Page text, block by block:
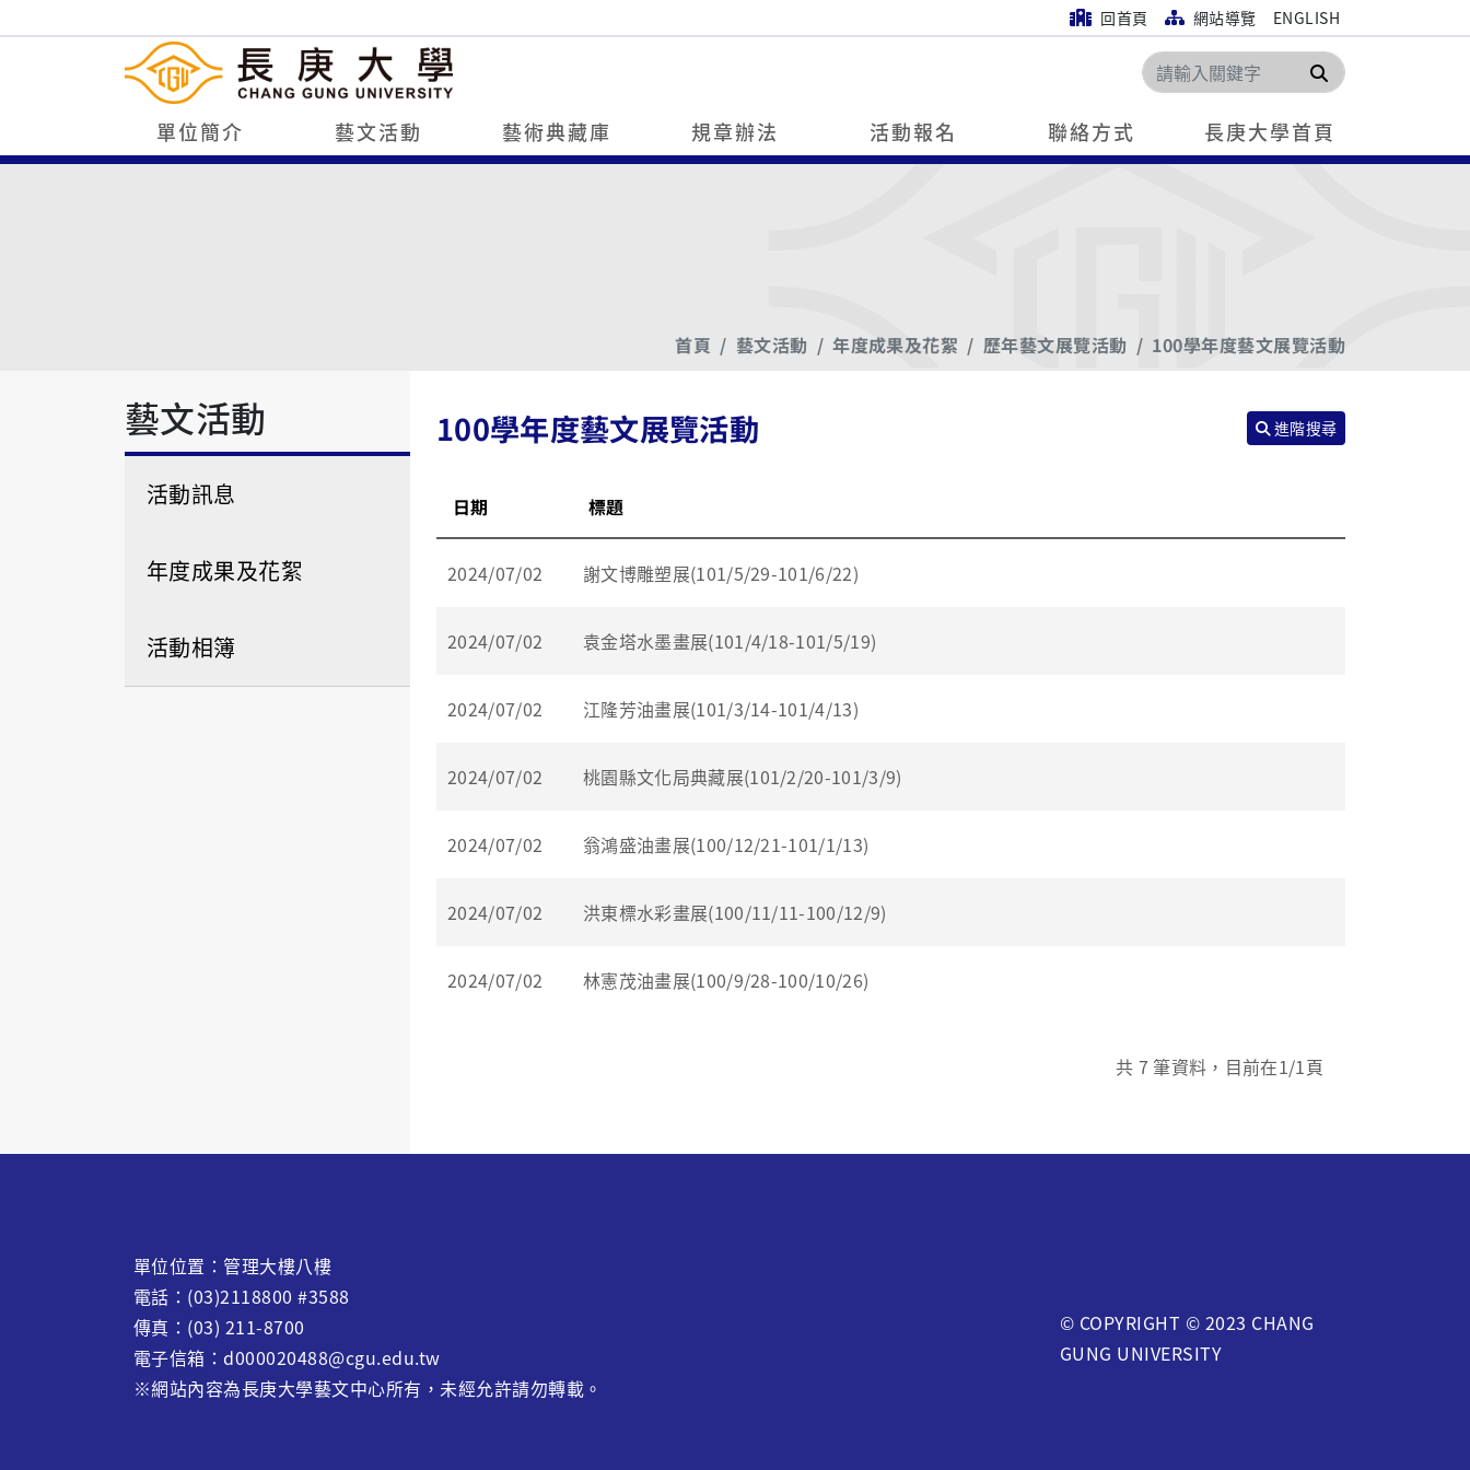
回首頁 網站導覽 ENGLISH
搜尋
單位簡介 藝文活動 藝術典藏庫 規章辦法 活動報名 聯絡方式 長庚大學首頁
首頁 藝文活動 年度成果及花絮 歷年藝文展覽活動 100學年度藝文展覽活動
藝文活動
活動訊息
年度成果及花絮
活動相簿
100學年度藝文展覽活動 進階搜尋
日期 標題
2024/07/02 謝文博雕塑展(101/5/29-101/6/22)
2024/07/02 袁金塔水墨畫展(101/4/18-101/5/19)
2024/07/02 江隆芳油畫展(101/3/14-101/4/13)
2024/07/02 桃園縣文化局典藏展(101/2/20-101/3/9)
2024/07/02 翁鴻盛油畫展(100/12/21-101/1/13)
2024/07/02 洪東標水彩畫展(100/11/11-100/12/9)
2024/07/02 林憲茂油畫展(100/9/28-100/10/26)
共7 筆資料，目前在1/1頁
單位位置：管理大樓八樓
電話：(03)2118800 #3588
傳真：(03) 211-8700
電子信箱：d000020488@cgu.edu.tw
※網站內容為長庚大學藝文中心所有，未經允許請勿轉載。
© COPYRIGHT © 2023 CHANG
GUNG UNIVERSITY